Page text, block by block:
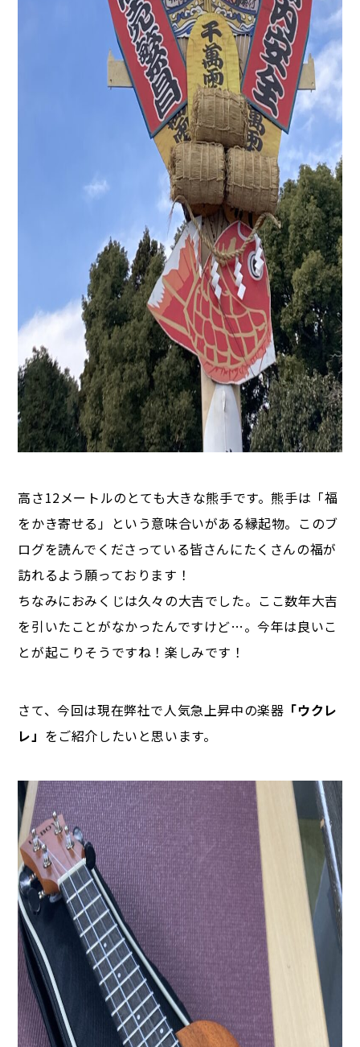
高さ12メートルのとても大きな熊手です。熊手は「福
をかき寄せる」という意味合いがある縁起物。このブ
ログを読んでくださっている皆さんにたくさんの福が
訪れるよう願っております！
ちなみにおみくじは久々の大吉でした。ここ数年大吉
を引いたことがなかったんですけど…。今年は良いこ
とが起こりそうですね！楽しみです！
さて、今回は現在弊社で人気急上昇中の楽器 「ウクレ
レ」 をご紹介したいと思います。